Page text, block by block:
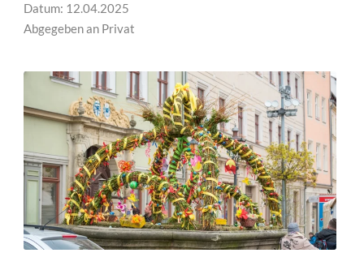
Datum: 12.04.2025
Abgegeben an Privat